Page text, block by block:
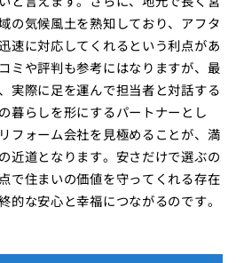
の気候風土を熟知しており、アフタ
速に対応してくれるという利点があ
ミや評判も参考にはなりますが、最
実際に足を運んで担当者と対話する
暮らしを形にするパートナーとし
フォーム会社を見極めることが、満
近道となります。安さだけで選ぶの
で住まいの価値を守ってくれる存在
的な安心と幸福につながるのです。